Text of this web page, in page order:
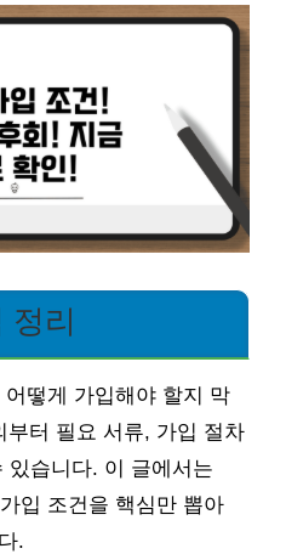
정리
떻게 가입해야 할지 막
부터 필요 서류, 가입 절차
있습니다. 이 글에서는
입 조건을 핵심만 뽑아
.